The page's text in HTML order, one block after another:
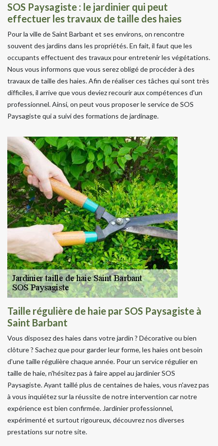
SOS Paysagiste : le jardinier qui peut
effectuer les travaux de taille des haies
Pour la ville de Saint Barbant et ses environs, on rencontre
souvent des jardins dans les propriétés. En fait, il faut que les
occupants effectuent des travaux pour entretenir les végétations.
Nous vous informons que vous serez obligé de procéder à des
travaux de taille des haies. Afin de réaliser ces tâches qui sont très
difficiles, il arrive que vous deviez recourir aux compétences d'un
professionnel. Ainsi, on peut vous proposer le service de SOS
Paysagiste qui a suivi des formations de jardinage.
Taille régulière de haie par SOS Paysagiste à
Saint Barbant
Vous disposez des haies dans votre jardin ? Décorative ou bien
clôture ? Sachez que pour garder leur forme, les haies ont besoin
d'une taille régulière chaque année. Pour un service régulier en
taille de haie, n'hésitez pas à faire appel au jardinier SOS
Paysagiste. Ayant taillé plus de centaines de haies, vous n'avez pas
à vous inquiétez sur la réussite de notre intervention car notre
expérience est bien confirmée. Jardinier professionnel,
expérimenté et surtout rigoureux, découvrez nos diverses
prestations sur notre site.